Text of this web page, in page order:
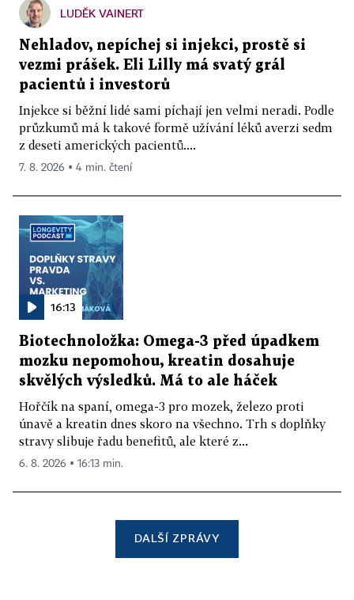
LUDĚK VAINERT
Nehladov, nepíchej si injekci, prostě si
vezmi prášek. Eli Lilly má svatý grál
pacientů i investorů
Injekce si běžní lidé sami píchají jen velmi neradi. Podle
průzkumů má k takové formě užívání léků averzi sedm
z deseti amerických pacientů....
7. 8. 2026 ▪ 4 min. čtení
16:13
Biotechnoložka: Omega-3 před úpadkem
mozku nepomohou, kreatin dosahuje
skvělých výsledků. Má to ale háček
Hořčík na spaní, omega-3 pro mozek, železo proti
únavě a kreatin dnes skoro na všechno. Trh s doplňky
stravy slibuje řadu benefitů, ale které z...
6. 8. 2026 ▪ 16:13 min.
DALŠÍ ZPRÁVY